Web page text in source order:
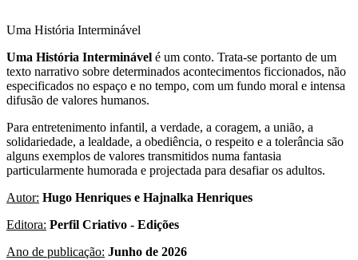
Uma História Interminável
Uma História Interminável é um conto. Trata-se portanto de um
texto narrativo sobre determinados acontecimentos ficcionados, não
especificados no espaço e no tempo, com um fundo moral e intensa
difusão de valores humanos.
Para entretenimento infantil, a verdade, a coragem, a união, a
solidariedade, a lealdade, a obediência, o respeito e a tolerância são
alguns exemplos de valores transmitidos numa fantasia
particularmente humorada e projectada para desafiar os adultos.
Autor: Hugo Henriques e Hajnalka Henriques
Editora: Perfil Criativo - Edições
Ano de publicação: Junho de 2026